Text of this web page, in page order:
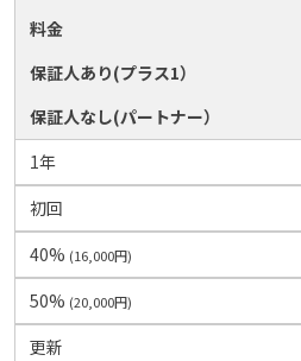
料金
保証人あり(プラス1）
保証人なし(パートナー）
1年
初回
40% (16,000円)
50% (20,000円)
更新